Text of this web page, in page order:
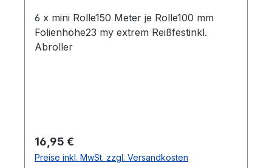
6 x mini Rolle150 Meter je Rolle100 mm
Folienhöhe23 my extrem Reißfestinkl.
Abroller
Regulärer Preis:
16,95 €
Preise inkl. MwSt. zzgl. Versandkosten